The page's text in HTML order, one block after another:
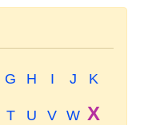
G H I J K
T U V W X